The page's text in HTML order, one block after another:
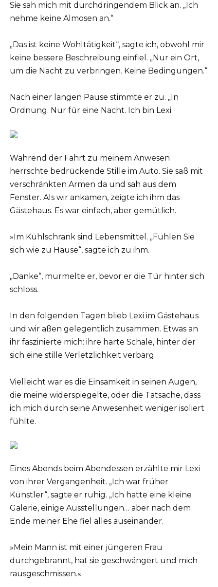
Sie sah mich mit durchdringendem Blick an. „Ich
nehme keine Almosen an.“
„Das ist keine Wohltätigkeit“, sagte ich, obwohl mir
keine bessere Beschreibung einfiel. „Nur ein Ort,
um die Nacht zu verbringen. Keine Bedingungen.“
Nach einer langen Pause stimmte er zu. „In
Ordnung. Nur für eine Nacht. Ich bin Lexi.
Während der Fahrt zu meinem Anwesen
herrschte bedrückende Stille im Auto. Sie saß mit
verschränkten Armen da und sah aus dem
Fenster. Als wir ankamen, zeigte ich ihm das
Gästehaus. Es war einfach, aber gemütlich.
»Im Kühlschrank sind Lebensmittel. „Fühlen Sie
sich wie zu Hause“, sagte ich zu ihm.
„Danke“, murmelte er, bevor er die Tür hinter sich
schloss.
In den folgenden Tagen blieb Lexi im Gästehaus
und wir aßen gelegentlich zusammen. Etwas an
ihr faszinierte mich: ihre harte Schale, hinter der
sich eine stille Verletzlichkeit verbarg.
Vielleicht war es die Einsamkeit in seinen Augen,
die meine widerspiegelte, oder die Tatsache, dass
ich mich durch seine Anwesenheit weniger isoliert
fühlte.
Eines Abends beim Abendessen erzählte mir Lexi
von ihrer Vergangenheit. „Ich war früher
Künstler“, sagte er ruhig. „Ich hatte eine kleine
Galerie, einige Ausstellungen… aber nach dem
Ende meiner Ehe fiel alles auseinander.
»Mein Mann ist mit einer jüngeren Frau
durchgebrannt, hat sie geschwängert und mich
rausgeschmissen.«